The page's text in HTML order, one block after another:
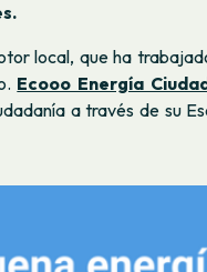
local, que ha
Ecooo Energía
a través de su